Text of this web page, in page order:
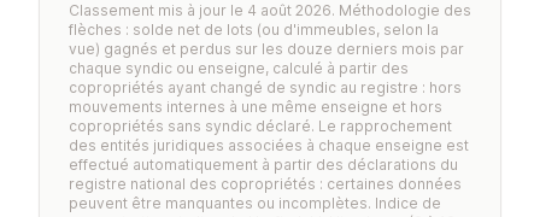
Classement mis à jour le 4 août 2026. Méthodologie des
flèches : solde net de lots (ou d'immeubles, selon la
vue) gagnés et perdus sur les douze derniers mois par
chaque syndic ou enseigne, calculé à partir des
copropriétés ayant changé de syndic au registre : hors
mouvements internes à une même enseigne et hors
copropriétés sans syndic déclaré. Le rapprochement
des entités juridiques associées à chaque enseigne est
effectué automatiquement à partir des déclarations du
registre national des copropriétés : certaines données
peuvent être manquantes ou incomplètes. Indice de